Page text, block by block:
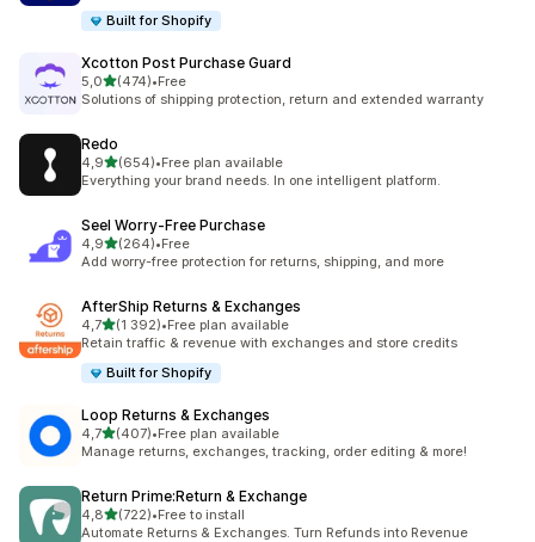
Built for Shopify
Xcotton Post Purchase Guard
5,0z 5 hvězd
(474)
Celkový počet recenzí: 474
•Free
Solutions of shipping protection, return and extended warranty
Redo
4,9z 5 hvězd
(654)
Celkový počet recenzí: 654
•Free plan available
Everything your brand needs. In one intelligent platform.
Seel Worry‑Free Purchase
4,9z 5 hvězd
(264)
Celkový počet recenzí: 264
•Free
Add worry-free protection for returns, shipping, and more
AfterShip Returns & Exchanges
4,7z 5 hvězd
(1 392)
Celkový počet recenzí: 1392
•Free plan available
Retain traffic & revenue with exchanges and store credits
Built for Shopify
Loop Returns & Exchanges
4,7z 5 hvězd
(407)
Celkový počet recenzí: 407
•Free plan available
Manage returns, exchanges, tracking, order editing & more!
Return Prime:Return & Exchange
4,8z 5 hvězd
(722)
Celkový počet recenzí: 722
•Free to install
Automate Returns & Exchanges. Turn Refunds into Revenue